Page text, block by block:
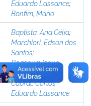
Eduardo Lassance;
Bonfim, Mário
Baptista, Ana Célia;
Marchiori, Edson dos
Santos;
Boasquevisque,
Edson Mendes;
Cabral, Carlos
Eduardo Lassance